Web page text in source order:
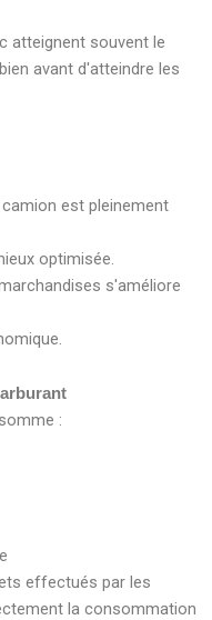
atteignent souvent le
avant d'atteindre les
est pleinement
optimisée.
s'améliore
:
effectués par les
la consommation